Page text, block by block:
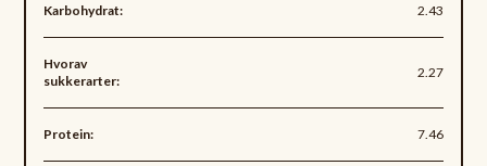
Karbohydrat: 2.43
Hvorav
sukkerarter:
2.27
Protein: 7.46